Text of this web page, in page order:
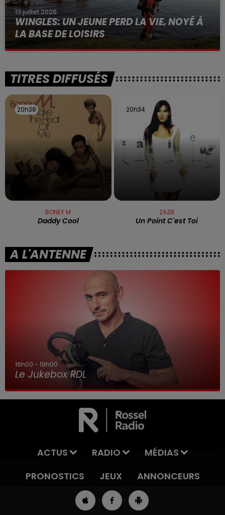
13 juillet 2026
WINGLES: UN JEUNE PERD LA VIE, NOYÉ À
LA BASE DE LOISIRS
La victime a coulé à pic
TITRES DIFFUSÉS
20h38
20h38
BONEY M
Daddy Cool
20h34
20h34
ZAZIE
Un Point C'est Toi
A L'ANTENNE
16h00 - 19h00
Le Jukebox RDL
ACTUS RADIO
MÉDIAS
PRONOSTICS
JEUX ANNONCEURS